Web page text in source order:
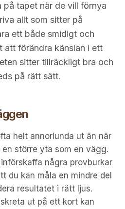
på tapet när de vill förnya
allt som sitter på
ett både smidigt och
att förändra känslan i ett
sitter tillräckligt bra och
på rätt sätt.
helt annorlunda ut än när
större yta som en vägg.
några provburkar
du kan måla en mindre del
resultatet i rätt ljus.
ut på ett kort kan